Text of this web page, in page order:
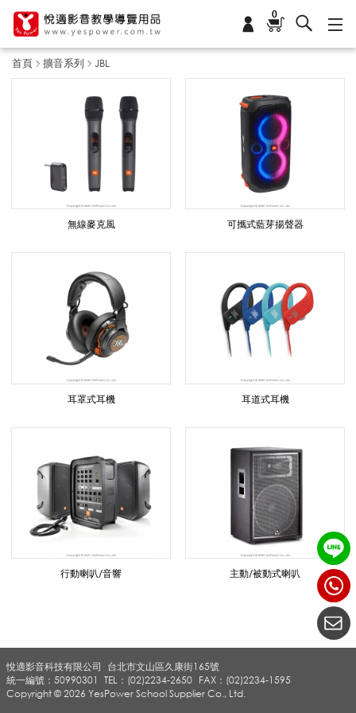
0
首頁 擴音系列 JBL
L
音
列
|
適
無線麥克風 可攜式藍芽揚聲器
耳罩式耳機 耳道式耳機
行動喇叭/音響 主動/被動式喇叭
悅適影音科技有限公司
TEL：(02)2234-2650 FAX：(02)2234-1595
台北市文山區久康街165號
統一編號：50990301
Copyright © 2026 YesPower School Supplier Co., Ltd.